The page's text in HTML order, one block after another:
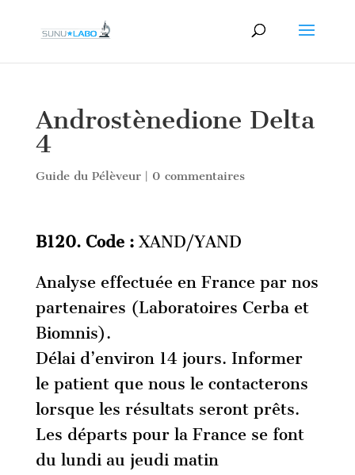
Androstènedione Delta
4
Guide du Pélèveur| 0 commentaires
B120. Code :XAND/YAND
Analyse effectuée en France par nos
partenaires (Laboratoires Cerba et
Biomnis).
Délai d’environ 14 jours. Informer
le patient que nous le contacterons
lorsque les résultats seront prêts.
Les départs pour la France se font
du lundi au jeudi matin